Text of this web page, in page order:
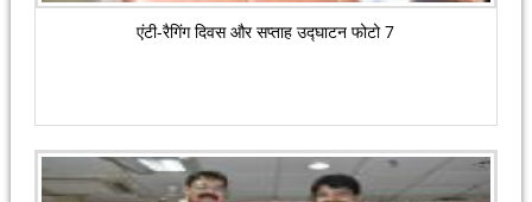
एंटी-रैगिंग दिवस और सप्ताह उद्घाटन फोटो 7